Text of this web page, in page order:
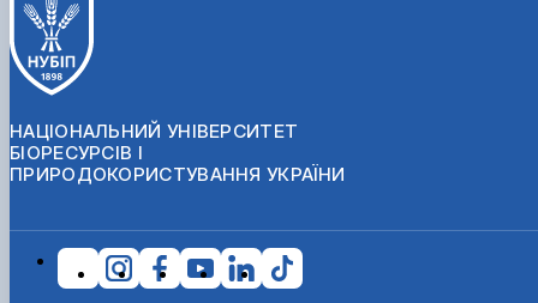
НАЦІОНАЛЬНИЙ УНІВЕРСИТЕТ
БІОРЕСУРСІВ І
ПРИРОДОКОРИСТУВАННЯ УКРАЇНИ